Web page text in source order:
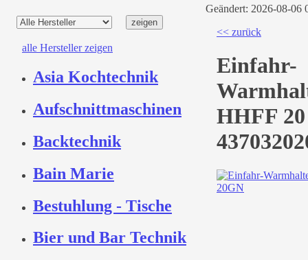
alle Hersteller zeigen
Asia Kochtechnik
Aufschnittmaschinen
Backtechnik
Bain Marie
Bestuhlung - Tische
Bier und Bar Technik
Geändert: 2026-08-06
<< zurück
Einfahr-
HHFF